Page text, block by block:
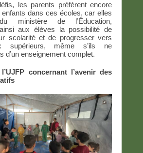
les parents préfèrent encore
dans ces écoles, car elles
ministère de l’Éducation,
aux élèves la possibilité de
scolarité et de progresser vers
supérieurs, même s’ils ne
d’un enseignement complet.
concernant l’avenir des